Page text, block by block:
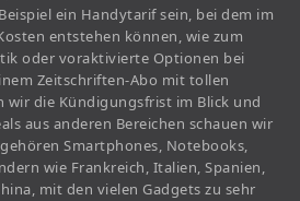
ein Handytarif sein, bei dem im
entstehen können, wie zum
oder voraktivierte Optionen bei
Zeitschriften-Abo mit tollen
wir die Kündigungsfrist im Blick und
aus anderen Bereichen schauen wir
Smartphones, Notebooks,
wie Frankreich, Italien, Spanien,
mit den vielen Gadgets zu sehr